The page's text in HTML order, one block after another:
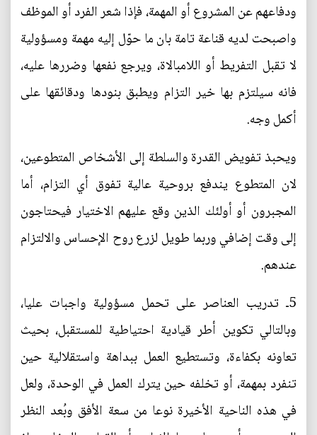
ودفاعهم عن المشروع أو المهمة، فإذا شعر الفرد أو الموظف
واصبحت لديه قناعة تامة بان ما حوّل إليه مهمة ومسؤولية
لا تقبل التفريط أو اللامبالاة، ويرجع نفعها وضررها عليه،
فانه سيلتزم بها خير التزام ويطبق بنودها ودقائقها على
أكمل وجه.
ويحبذ تفويض القدرة والسلطة إلى الأشخاص المتطوعين،
لان المتطوع يندفع بروحية عالية تفوق أي التزام، أما
المجبرون أو أولئك الذين وقع عليهم الاختيار فيحتاجون
إلى وقت إضافي وربما طويل لزرع روح الإحساس والالتزام
عندهم.
5ـ تدريب العناصر على تحمل مسؤولية واجبات عليا،
وبالتالي تكوين أطر قيادية احتياطية للمستقبل، بحيث
تعاونه بكفاءة، وتستطيع العمل ببداهة واستقلالية حين
تنفرد بمهمة، أو تخلفه حين يترك العمل في الوحدة، ولعل
في هذه الناحية الأخيرة نوعا من سعة الأفق وبُعد النظر